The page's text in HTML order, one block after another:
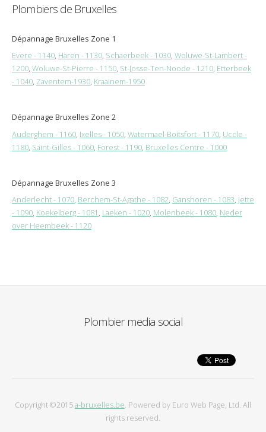
Plombiers de Bruxelles
Dépannage Bruxelles Zone 1
Evere - 1140, Haren - 1130, Schaerbeek - 1030, Woluwe-St-Lambert -
1200, Woluwe-St-Pierre - 1150, St-Josse-Ten-Noode - 1210, Etterbeek
- 1040, Zaventem-1930, Kraainem-1950
Dépannage Bruxelles Zone 2
Auderghem - 1160, Ixelles - 1050, Watermael-Boitsfort - 1170, Uccle -
1180, Saint-Gilles - 1060, Forest - 1190, Bruxelles Centre - 1000
Dépannage Bruxelles Zone 3
Anderlecht - 1070, Berchem-St-Agathe - 1082, Ganshoren - 1083, Jette
- 1090, Koekelberg - 1081 , Laeken - 1020, Molenbeek - 1080, Neder
over Heembeek - 1120
Plombier media social
Copyright ©2015a-bruxelles.be . Powered by Euro Web Page, Ltd. All
rights reserved.